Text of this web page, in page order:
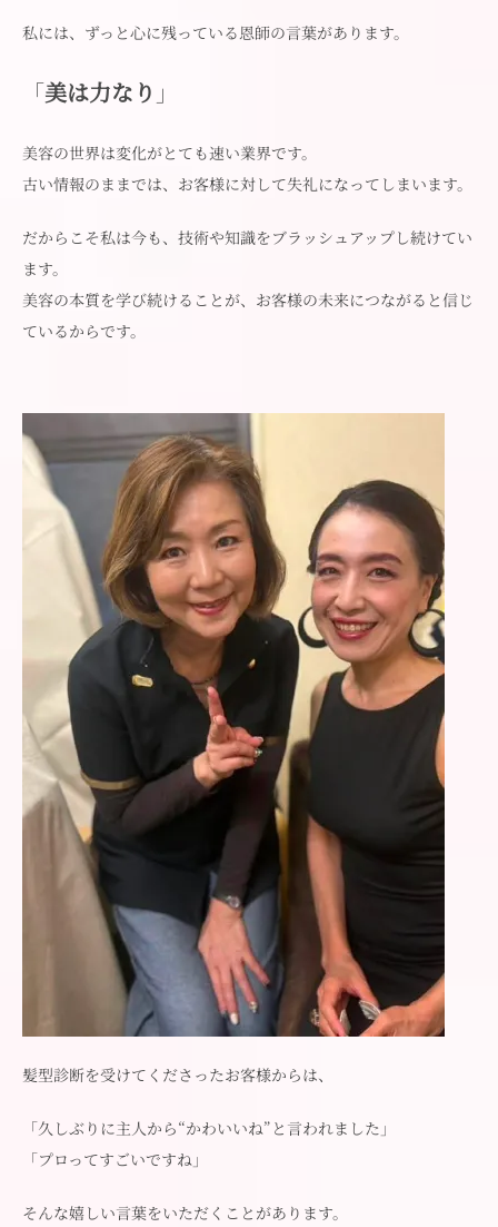
私には、ずっと心に残っている恩師の言葉があります。
「美は力なり 」
美容の世界は変化がとても速い業界です。
古い情報のままでは、お客様に対して失礼になってしまいます。
だからこそ私は今も、技術や知識をブラッシュアップし続けてい
ます。
美容の本質を学び続けることが、お客様の未来につながると信じ
ているからです。
髪型診断を受けてくださったお客様からは、
「久しぶりに主人から“かわいいね”と言われました」
「プロってすごいですね」
そんな嬉しい言葉をいただくことがあります。